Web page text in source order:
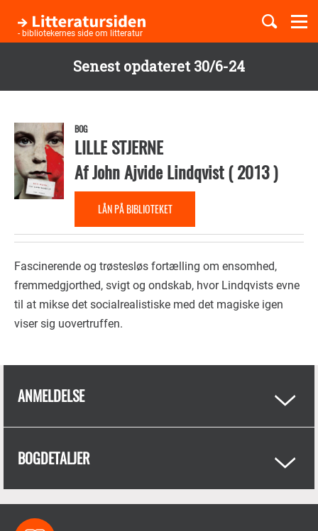
Senest opdateret 30/6-24
hovedindhold
- bibliotekernes side om litteratur
Børnebøger
Temaer
BOG
LILLE STJERNE
AfJohn Ajvide Lindqvist(2013)
LÅN PÅ BIBLIOTEKET
Fascinerende og trøstesløs fortælling om ensomhed,
fremmedgjorthed, svigt og ondskab, hvor Lindqvists evne
til at mikse det socialrealistiske med det magiske igen
viser sig uovertruffen.
ANMELDELSE
BOGDETALJER